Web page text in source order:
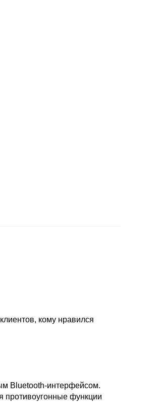
кому нравился
Bluetooth-интерфейсом.
противоугонные функции